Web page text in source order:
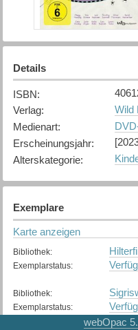
Details
ISBN:
Verlag:
Wild
Medienart:
Erscheinungsjahr:
Alterskategorie:
Exemplare
Karte anzeigen
Bibliothek:
Exemplarstatus:
Bibliothek:
Exemplarstatus:
webOpac